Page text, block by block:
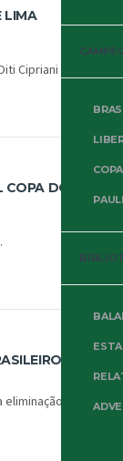
LIMA
Cipriani
DO